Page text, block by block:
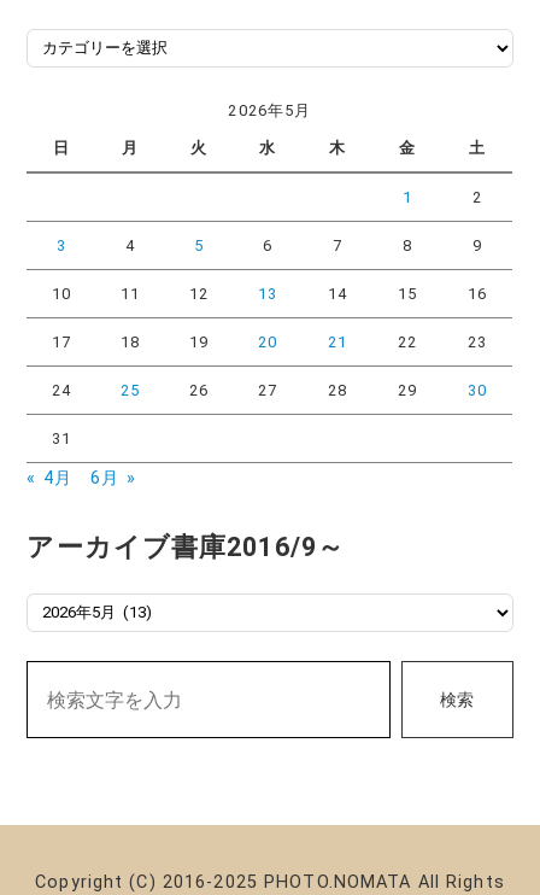
カ
テ
ー
2026年5月
日 月 火 水 木 金 土
1 2
3 4 5 6 7 8 9
10 11 12 13 14 15 16
17 18 19 20 21 22 23
24 25 26 27 28 29 30
31
« 4月 6月 »
アーカイブ書庫2016/9～
ア
ー
ブ
2016/9
検索
Copyright (C) 2016-2025 PHOTO.NOMATA All Rights